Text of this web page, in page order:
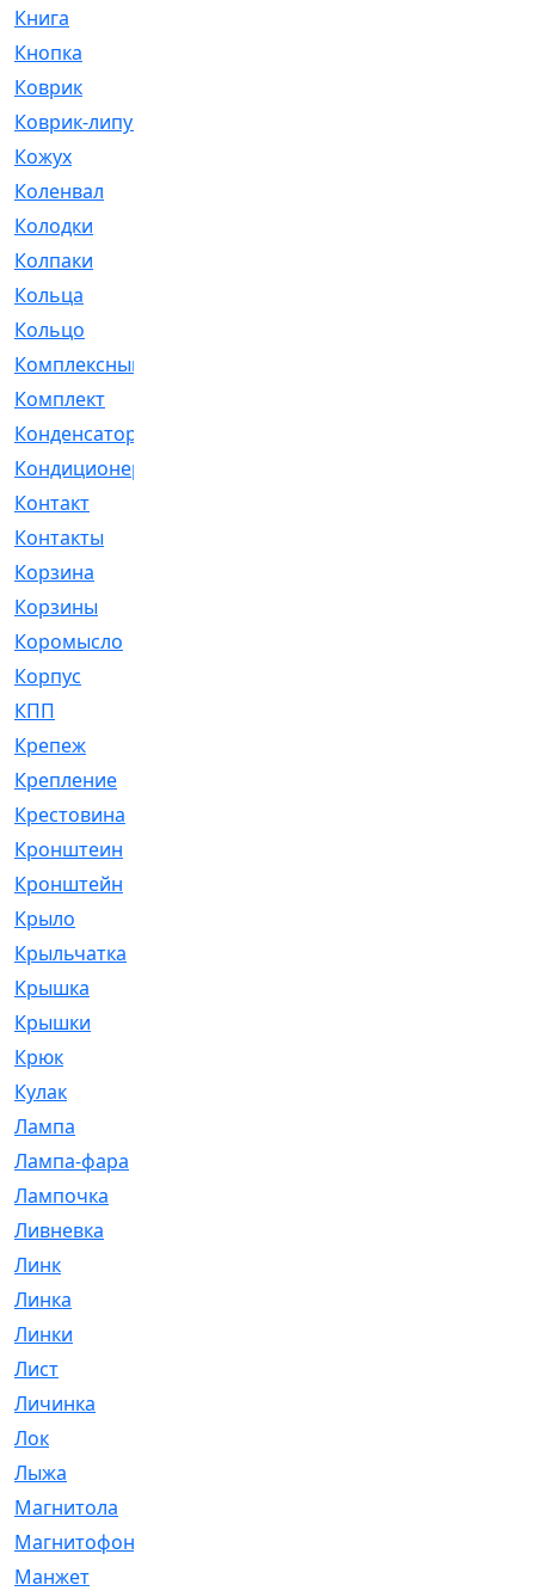
Книга
Кнопка
Коврик
Коврик-липучка
Кожух
Коленвал
Колодки
Колпаки
Кольца
Кольцо
Комплексный
Комплект
Конденсатор
Кондиционер
Контакт
Контакты
Корзина
Корзины
Коромысло
Корпус
КПП
Крепеж
Крепление
Крестовина
Кронштеин
Кронштейн
Крыло
Крыльчатка
Крышка
Крышки
Крюк
Кулак
Лампа
Лампа-фара
Лампочка
Ливневка
Линк
Линка
Линки
Лист
Личинка
Лок
Лыжа
Магнитола
Магнитофон
Манжет